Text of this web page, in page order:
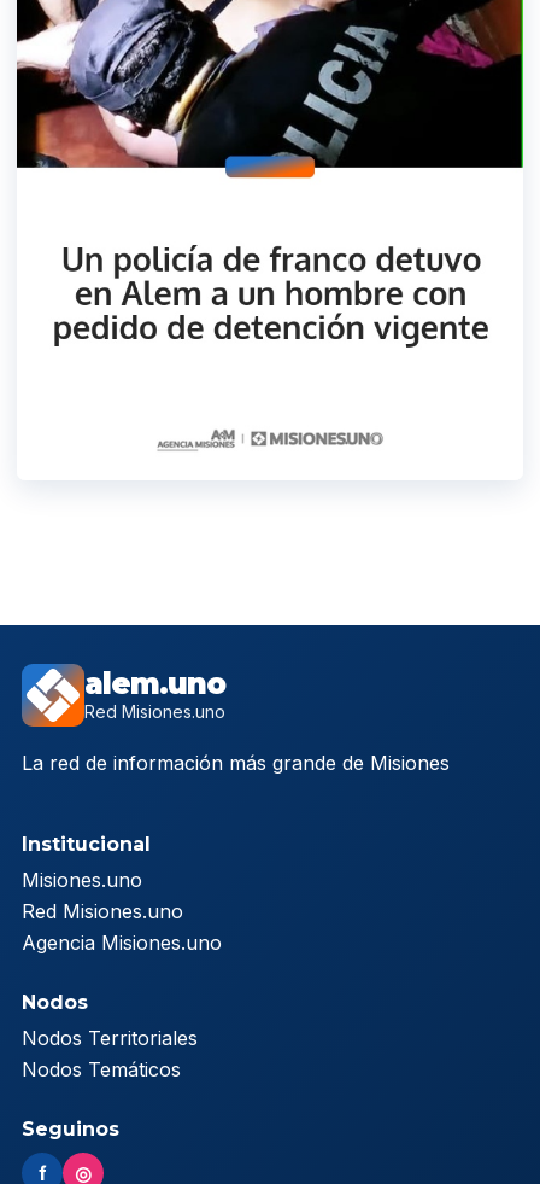
alem.uno
Red Misiones.uno
La red de información más grande de Misiones
Institucional
Misiones.uno
Red Misiones.uno
Agencia Misiones.uno
Nodos
Nodos Territoriales
Nodos Temáticos
Seguinos
f ◎